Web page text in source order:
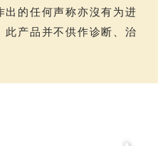
出的任何声称亦沒有为进
此产品并不供作诊断、治